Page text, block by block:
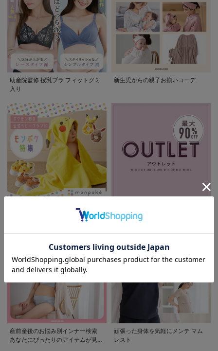
助産院監修 授乳ブラ フィットグミ
入り
新生児からの親子お揃いコーデ
産前産後のお悩み別インナー検索
あなたにぴったりのアイテムが見つ
頑張った身体を気軽にメンテ マム
レスト